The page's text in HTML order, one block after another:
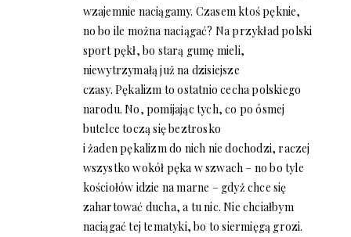
wzajemnie naciągamy. Czasem ktoś pęknie,
no bo ile można naciągać? Na przykład polski
sport pękł, bo starą gumę mieli,
niewytrzymałą już na dzisiejsze
czasy. Pękalizm to ostatnio cecha polskiego
narodu. No, pomijając tych, co po ósmej
butelce toczą się beztrosko
i żaden pękalizm do nich nie dochodzi, raczej
wszystko wokół pęka w szwach – no bo tyle
kościołów idzie na marne – gdyż chce się
zahartować ducha, a tu nic. Nie chciałbym
naciągać tej tematyki, bo to siermięgą grozi.